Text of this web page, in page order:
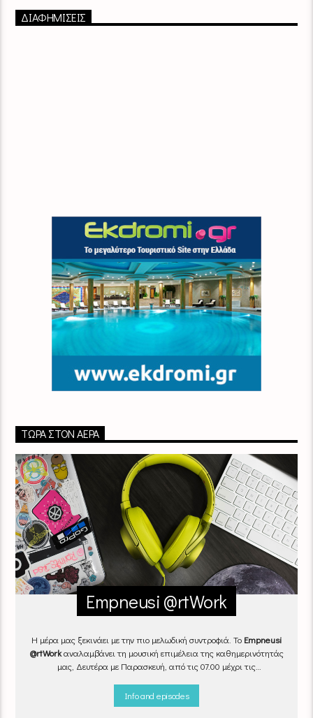
ΔΙΑΦΗΜΙΣΕΙΣ
ΤΏΡΑ ΣΤΟΝ ΑΈΡΑ
Empneusi @rtWork
Η μέρα μας ξεκινάει με την πιο μελωδική συντροφιά. Το Empneusi
@rtWorkαναλαμβάνει τη μουσική επιμέλεια της καθημερινότητάς
μας, Δευτέρα με Παρασκευή, από τις 07.00 μέχρι τις
εναλλάσσονται αρμονικά, θυμίζοντάς μας πως δουλειά και
Καθημερινά(Δευτέρα-Παρασκευή)
Info and episodes